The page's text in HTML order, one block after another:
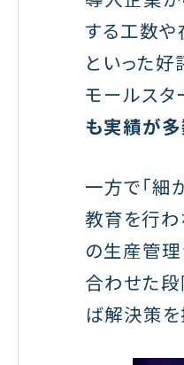
する工数や
といった好
モールスタ
も実績が
一方で「細
教育を行わ
の生産管
合わせた
ば解決策を